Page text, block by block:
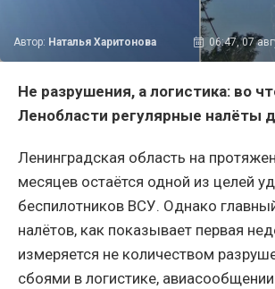
Автор: Наталья Харитонова 06:47, 07
Не разрушения, а логистика: во
Ленобласти регулярные налёты
Ленинградская область на
месяцев остаётся одной из целей
беспилотников ВСУ. Однако
налётов, как показывает первая
измеряется не количеством
сбоями в логистике,